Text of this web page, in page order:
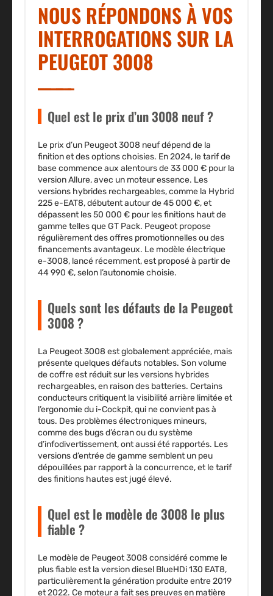
NOUS RÉPONDONS À VOS
INTERROGATIONS SUR LA
PEUGEOT 3008
Quel est le prix d’un 3008 neuf ?
Le prix d’un Peugeot 3008 neuf dépend de la
finition et des options choisies. En 2024, le tarif de
base commence aux alentours de33 000 € pour la
versionAllure, avec un moteur essence. Les
versions hybrides rechargeables, comme la Hybrid
225 e-EAT8, débutent autour de45 000 €, et
dépassent les50 000 € pour les finitions haut de
gamme telles queGT Pack. Peugeot propose
régulièrement des offres promotionnelles ou des
financements avantageux. Le modèle électrique
e-3008, lancé récemment, est proposé à partir de
44 990 €, selon l’autonomie choisie.
Quels sont les défauts de la Peugeot
3008 ?
La Peugeot 3008 est globalement appréciée, mais
présente quelques défauts notables. Sonvolume
de coffre est réduitsur les versions hybrides
rechargeables, en raison des batteries. Certains
conducteurs critiquent la visibilité arrière limitéeet
l’ergonomie du i-Cockpit, qui ne convient pas à
tous. Des problèmes électroniques mineurs,
comme des bugs d’écran ou du système
d’infodivertissement, ont aussi été rapportés. Les
versions d’entrée de gammesemblent un peu
dépouillées par rapport à la concurrence, et letarif
des finitions hautesest jugé élevé.
Quel est le modèle de 3008 le plus
fiable ?
Le modèle de Peugeot 3008 considéré comme le
plus fiable est la versiondiesel BlueHDi 130 EAT8,
particulièrement la génération produite entre2019
et 2022. Ce moteur a fait ses preuves en matière